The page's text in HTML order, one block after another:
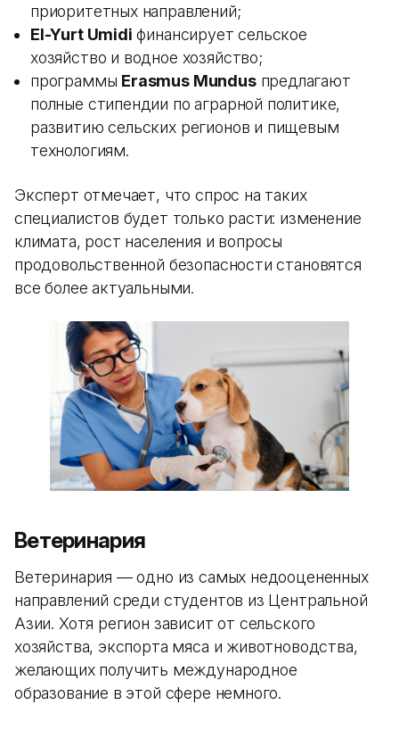
приоритетных направлений;
El-Yurt Umidi финансирует сельское
хозяйство и водное хозяйство;
программы Erasmus Mundusпредлагают
полные стипендии по аграрной политике,
развитию сельских регионов и пищевым
технологиям.
Эксперт отмечает, что спрос на таких
специалистов будет только расти: изменение
климата, рост населения и вопросы
продовольственной безопасности становятся
все более актуальными.
Ветеринария
Ветеринария — одно из самых недооцененных
направлений среди студентов из Центральной
Азии. Хотя регион зависит от сельского
хозяйства, экспорта мяса и животноводства,
желающих получить международное
образование в этой сфере немного.